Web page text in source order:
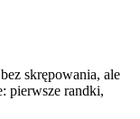
skrępowania, ale
pierwsze randki,